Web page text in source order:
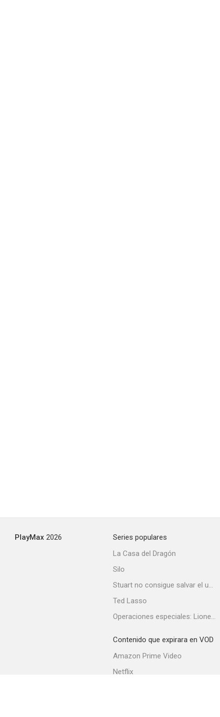
PlayMax 2026
Series populares
La Casa del Dragón
Silo
Stuart no consigue salvar el universo
Ted Lasso
Operaciones especiales: Lioness
Contenido que expirara en VOD
Amazon Prime Video
Netflix